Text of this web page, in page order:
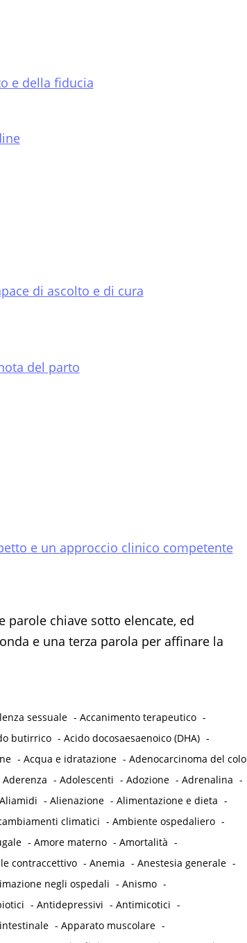
e della fiducia
di ascolto e di cura
del parto
e un approccio clinico competente
parole chiave sotto elencate, ed
e una terza parola per affinare la
sessuale - Accanimento terapeutico -
butirrico - Acido docosaesaenoico (DHA) -
- Acqua e idratazione - Adenocarcinoma del
Aderenza - Adolescenti - Adozione - Adrenalina -
Aliamidi - Alienazione - Alimentazione e dieta -
climatici - Ambiente ospedaliero -
- Amore materno - Amortalità -
contraccettivo - Anemia - Anestesia generale -
negli ospedali - Anismo -
- Antidepressivi - Antimicotici -
- Apparato muscolare -